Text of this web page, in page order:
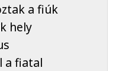
a fiúk
hely
a fiatal